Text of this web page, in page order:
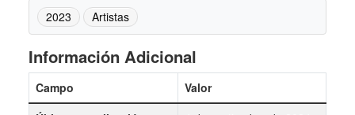
2023 Artistas
Información Adicional
Campo
Valor